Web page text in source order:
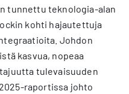
tunnettu teknologia-alan
kohti hajautettuja
Johdon
kasvua, nopeaa
tulevaisuuden
raportissa johto